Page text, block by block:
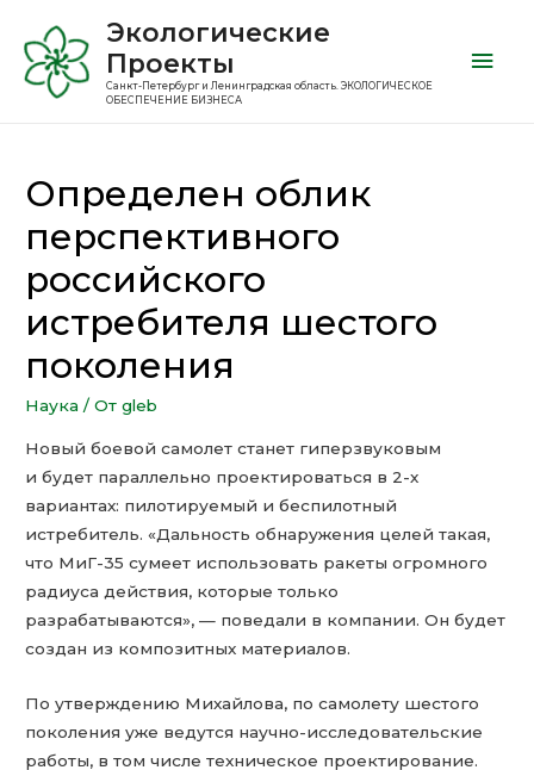
Экологические
Проекты
Санкт-Петербург и Ленинградская область. ЭКОЛОГИЧЕСКОЕ
ОБЕСПЕЧЕНИЕ БИЗНЕСА
Определен облик
перспективного
российского
истребителя шестого
поколения
Наука / От gleb
Новый боевой самолет станет гиперзвуковым
и будет параллельно проектироваться в 2-х
вариантах: пилотируемый и беспилотный
истребитель. «Дальность обнаружения целей такая,
что МиГ-35 сумеет использовать ракеты огромного
радиуса действия, которые только
разрабатываются», — поведали в компании. Он будет
создан из композитных материалов.
По утверждению Михайлова, по самолету шестого
поколения уже ведутся научно-исследовательские
работы, в том числе техническое проектирование.